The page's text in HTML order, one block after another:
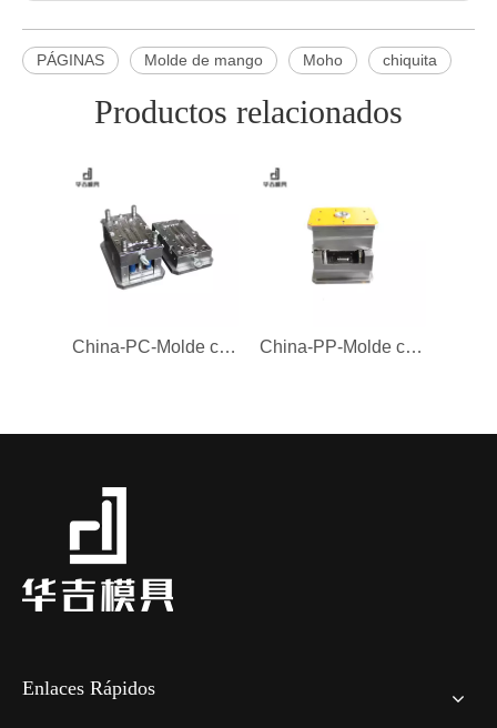
PÁGINAS Molde de mango Moho chiquita
Productos relacionados
China-PC-Molde con mango-Molde China-PP-Molde con mango-Molde
Enlaces Rápidos